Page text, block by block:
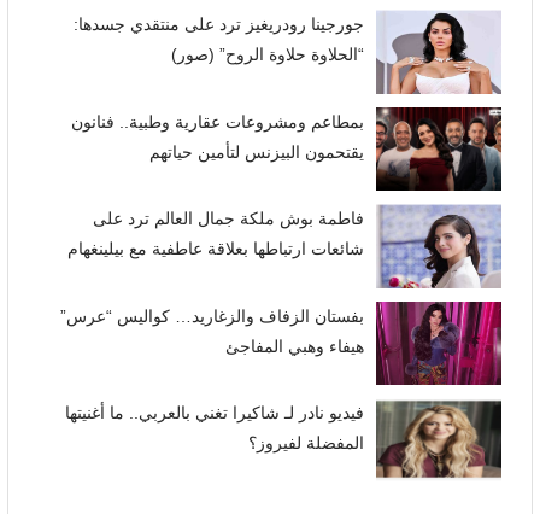
جورجينا رودريغيز ترد على منتقدي جسدها:
“الحلاوة حلاوة الروح” (صور)
بمطاعم ومشروعات عقارية وطبية.. فنانون
يقتحمون البيزنس لتأمين حياتهم
فاطمة بوش ملكة جمال العالم ترد على
شائعات ارتباطها بعلاقة عاطفية مع بيلينغهام
بفستان الزفاف والزغاريد… كواليس “عرس”
هيفاء وهبي المفاجئ
فيديو نادر لـ شاكيرا تغني بالعربي.. ما أغنيتها
المفضلة لفيروز؟